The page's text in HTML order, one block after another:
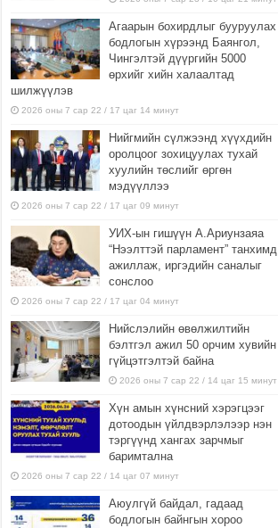
Агаарын бохирдлыг бууруулах
бодлогын хүрээнд Баянгол,
Чингэлтэй дүүргийн 5000
өрхийг хийн халаалтад
шилжүүлэв
2026 оны 7 сар 22 / 17 цаг 14 минут
Нийгмийн сүлжээнд хүүхдийн
оролцоог зохицуулах тухай
хуулийн төслийг өргөн
мэдүүллээ
2026 оны 7 сар 22 / 17 цаг 09 минут
УИХ-ын гишүүн А.Ариунзаяа
“Нээлттэй парламент” танхимд
ажиллаж, иргэдийн саналыг
сонслоо
2026 оны 7 сар 22 / 17 цаг 04 минут
Нийслэлийн өвөлжилтийн
бэлтгэл ажил 50 орчим хувийн
гүйцэтгэлтэй байна
2026 оны 7 сар 22 / 14 цаг 15 минут
Хүн амын хүнсний хэрэгцээг
дотоодын үйлдвэрлэлээр нэн
тэргүүнд хангах зарчмыг
баримтална
2026 оны 7 сар 22 / 14 цаг 07 минут
Аюулгүй байдал, гадаад
бодлогын байнгын хороо